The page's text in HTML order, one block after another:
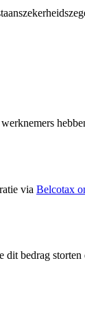
werknemers
via Belcotax
bedrag